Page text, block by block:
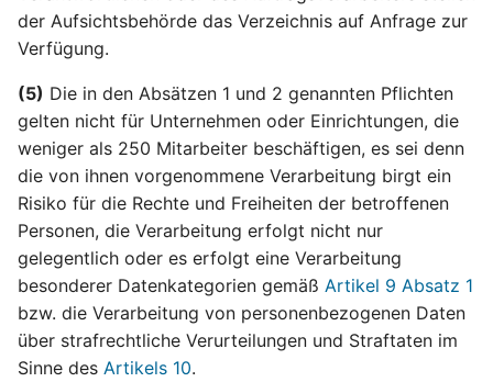
der Aufsichtsbehörde das Verzeichnis auf Anfrage zur
Verfügung.
(5) Die in den Absätzen 1 und 2 genannten Pflichten
gelten nicht für Unternehmen oder Einrichtungen, die
weniger als 250 Mitarbeiter beschäftigen, es sei denn
die von ihnen vorgenommene Verarbeitung birgt ein
Risiko für die Rechte und Freiheiten der betroffenen
Personen, die Verarbeitung erfolgt nicht nur
gelegentlich oder es erfolgt eine Verarbeitung
besonderer Datenkategorien gemäß Artikel 9 Absatz 1
bzw. die Verarbeitung von personenbezogenen Daten
über strafrechtliche Verurteilungen und Straftaten im
Sinne des Artikels 10.